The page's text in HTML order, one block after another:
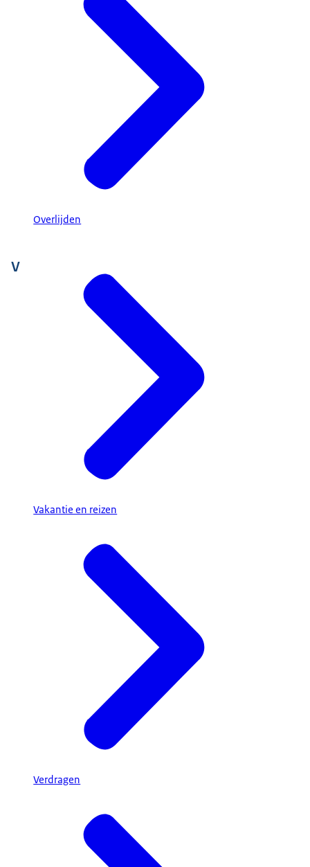
Overlijden
V
Vakantie en reizen
Verdragen